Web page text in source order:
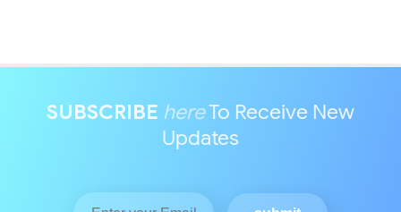
SUBSCRIBE hereTo Receive New
Updates